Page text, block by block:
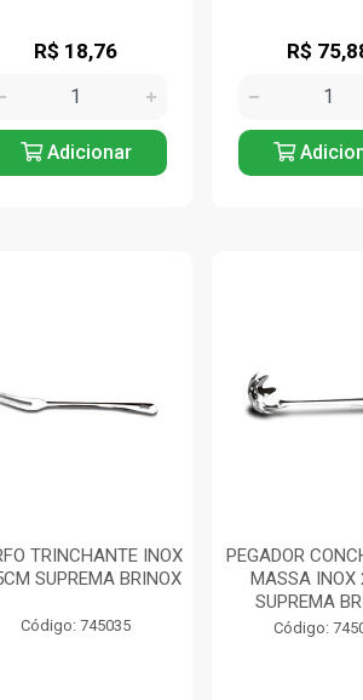
R$ 18,76
Adicionar
R$
TRINCHANTE INOX
SUPREMA BRINOX
Código: 745035
PEGADOR
MASSA INOX
SUPREMA
Código: